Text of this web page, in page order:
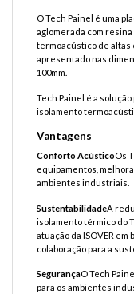
O Tech Painel é uma
aglomerada com
termoacústico de altas
apresentado nas
100mm.
Tech Painel é a
isolamento
Vantagens
Conforto AcústicoOs
equipamentos,
ambientes industriais.
SustentabilidadeA
isolamento térmico do
atuação da ISOVER
colaboração para a
SegurançaO Tech
para os ambientes